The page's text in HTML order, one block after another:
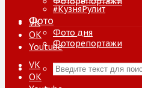
VK
ОК
Youtube
#КузняРулит
Фото
Фото дня
Фоторепортажи
VK
ОК